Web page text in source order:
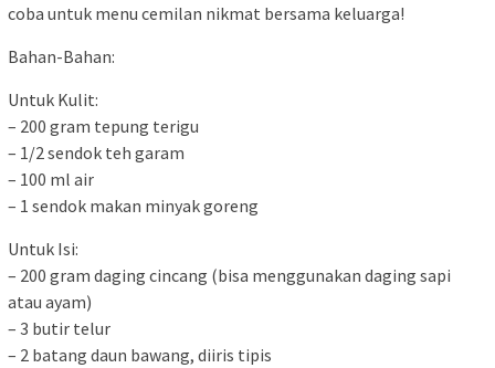
coba untuk menu cemilan nikmat bersama keluarga!
Bahan-Bahan:
Untuk Kulit:
– 200 gram tepung terigu
– 1/2 sendok teh garam
– 100 ml air
– 1 sendok makan minyak goreng
Untuk Isi:
– 200 gram daging cincang (bisa menggunakan daging sapi
atau ayam)
– 3 butir telur
– 2 batang daun bawang, diiris tipis